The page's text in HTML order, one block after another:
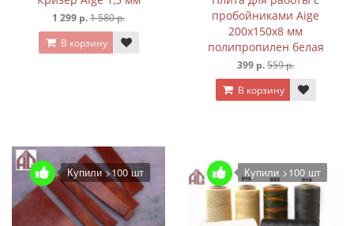
1 299 р.1 580 р.
В корзину
пробойниками Aige
200х150х8 мм
полипропилен белая
399 р.559 р.
В корзину
Купили >100 шт Купили >100 шт